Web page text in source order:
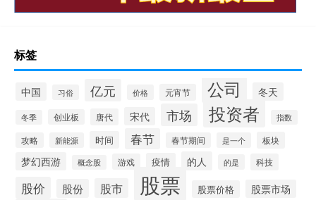
标签
中国 习俗 亿元 价格 元宵节 公司 冬天
冬季 创业板 唐代 宋代 市场 投资者 指数
攻略 新能源 时间 春节 春节期间 是一个 板块
梦幻西游 概念股 游戏 疫情 的人 的是 科技
股价 股份 股市 股票 股票价格 股票市场